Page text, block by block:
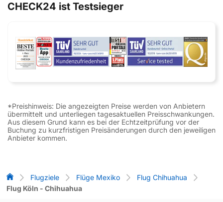
CHECK24 ist Testsieger
*Preishinweis: Die angezeigten Preise werden von Anbietern
übermittelt und unterliegen tagesaktuellen Preisschwankungen.
Aus diesem Grund kann es bei der Echtzeitprüfung vor der
Buchung zu kurzfristigen Preisänderungen durch den jeweiligen
Anbieter kommen.
Flug-Vergleich
Flugziele Flüge Mexiko
Flug Chihuahua
Flug Köln - Chihuahua